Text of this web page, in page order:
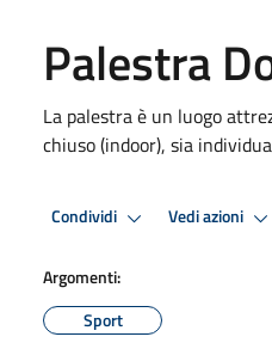
Palestra
La palestra è un luogo
chiuso (indoor), sia
Condividi Vedi azioni
Argomenti:
Sport